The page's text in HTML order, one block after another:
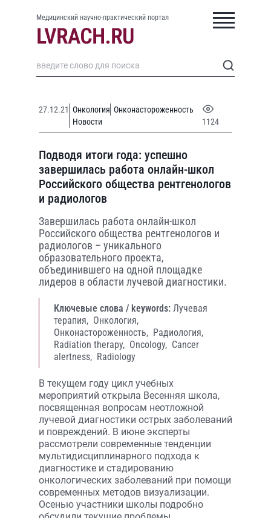
Медицинский научно-практический портал
27.12.21 Онкология Онконастороженность
Новости
1124
Подводя итоги года: успешно
завершилась работа онлайн-школ
Российского общества рентгенологов
и радиологов
Завершилась работа онлайн-школ
Российского общества рентгенологов и
радиологов – уникального
образовательного проекта,
объединившего на одной площадке
лидеров в области лучевой диагностики.
Ключевые слова / keywords: Лучевая
терапия, Онкология,
Онконастороженность, Радиология,
Radiation therapy, Oncology, Cancer
alertness, Radiology
В текущем году цикл учебных
мероприятий открыла Весенняя школа,
посвященная вопросам неотложной
лучевой диагностики острых заболеваний
и повреждений. В июне эксперты
рассмотрели современные тенденции
мультидисциплинарного подхода к
диагностике и стадированию
онкологических заболеваний при помощи
современных методов визуализации.
Осенью участники школы подробно